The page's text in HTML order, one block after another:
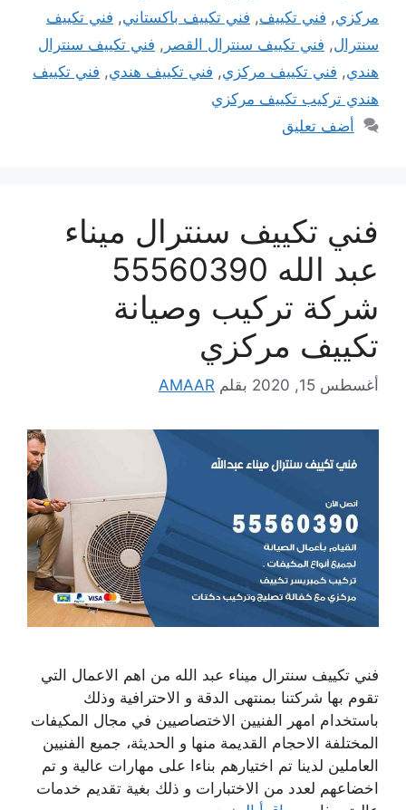
مركزي, فني تكييف, فني تكييف باكستاني, فني تكييف
سنترال, فني تكييف سنترال القصر , فني تكييف سنترال
هندي, فني تكييف مركزي, فني تكييف هندي, فني تكييف
هندي تركيب تكييف مركزي
أضف تعليق
فني تكييف سنترال ميناء
عبد الله 55560390
شركة تركيب وصيانة
تكييف مركزي
أغسطس 15, 2020 بقلم AMAAR
فني تكييف سنترال ميناء عبد الله من اهم الاعمال التي
تقوم بها شركتنا بمنتهى الدقة و الاحترافية وذلك
باستخدام امهر الفنيين الاختصاصيين في مجال المكيفات
المختلفة الاحجام القديمة منها و الحديثة، جميع الفنيين
العاملين لدينا تم اختيارهم بناءا على مهارات عالية و تم
اخضاعهم لعدد من الاختبارات و ذلك بغية تقديم خدمات